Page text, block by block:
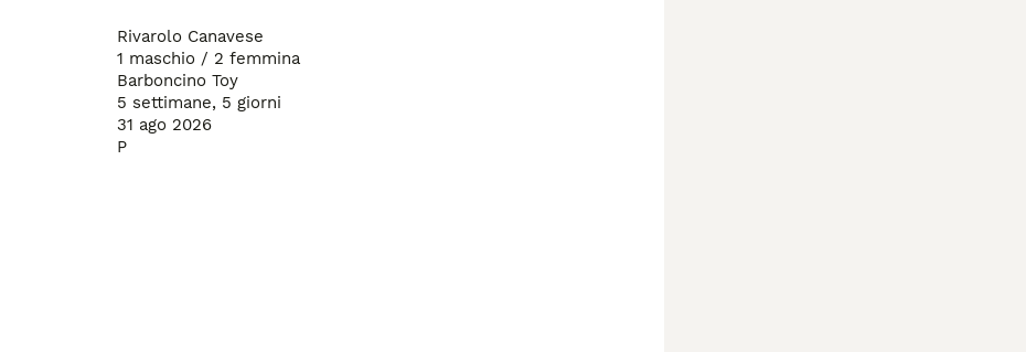
Rivarolo Canavese
1 maschio / 2 femmina
Barboncino Toy
5 settimane, 5 giorni
31 ago 2026
P